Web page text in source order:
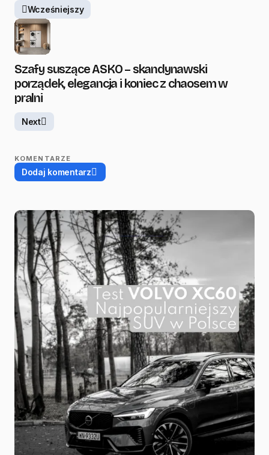
Wcześniejszy
Szafy suszące ASKO – skandynawski
porządek, elegancja i koniec z chaosem w
pralni
Next
KOMENTARZE
Dodaj komentarz
Twój adres email nie zostanie opublikowany.
Wymagane pola są oznaczone*
Message *
Name *
E-mail*
Save my name and e-mail in this browser for the next